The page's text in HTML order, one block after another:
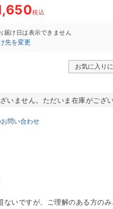
税込
届け日は表示できません
先を変更
お気に入り
いません。ただいま在庫がござい
問い合わせ
いですが、ご理解のある方のみ